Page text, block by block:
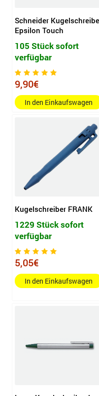
Schneider
Epsilon Touch
105 Stück sofort
verfügbar
9,90€
In den Einkaufswagen
Kugelschreiber FRANK
1229 Stück sofort
verfügbar
5,05€
In den Einkaufswagen